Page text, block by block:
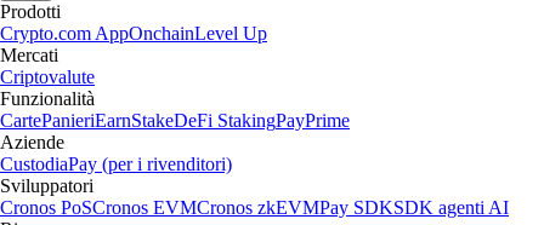
Prodotti
Crypto.com AppOnchainLevel Up
Mercati
Criptovalute
Funzionalità
CartePanieriEarnStakeDeFi StakingPayPrime
Aziende
CustodiaPay (per i rivenditori)
Sviluppatori
Cronos PoSCronos EVMCronos zkEVMPay SDKSDK agenti AI